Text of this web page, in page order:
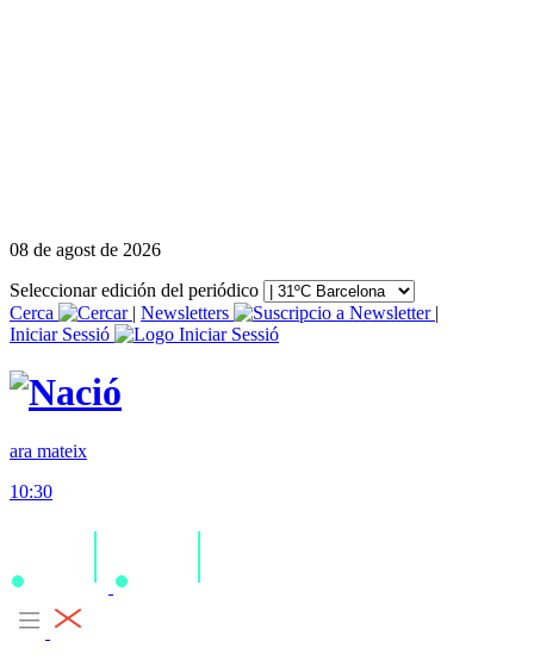
08 de agost de 2026
Seleccionar edición del periódico
Cerca
| Newsletters
|
Iniciar Sessió
ara mateix
10:30